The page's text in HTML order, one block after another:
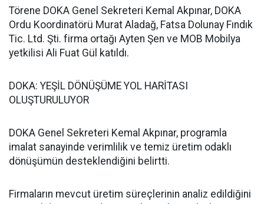
Törene DOKA Genel Sekreteri Kemal Akpınar, DOKA
Ordu Koordinatörü Murat Aladağ, Fatsa Dolunay Fındık
Tic. Ltd. Şti. firma ortağı Ayten Şen ve MOB Mobilya
yetkilisi Ali Fuat Gül katıldı.
DOKA: YEŞİL DÖNÜŞÜME YOL HARİTASI
OLUŞTURULUYOR
DOKA Genel Sekreteri Kemal Akpınar, programla
imalat sanayinde verimlilik ve temiz üretim odaklı
dönüşümün desteklendiğini belirtti.
Firmaların mevcut üretim süreçlerinin analiz edildiğini